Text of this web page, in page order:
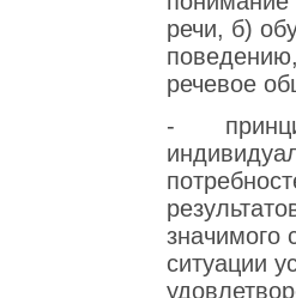
речи, б)
речевое
-
значимого
ситуации